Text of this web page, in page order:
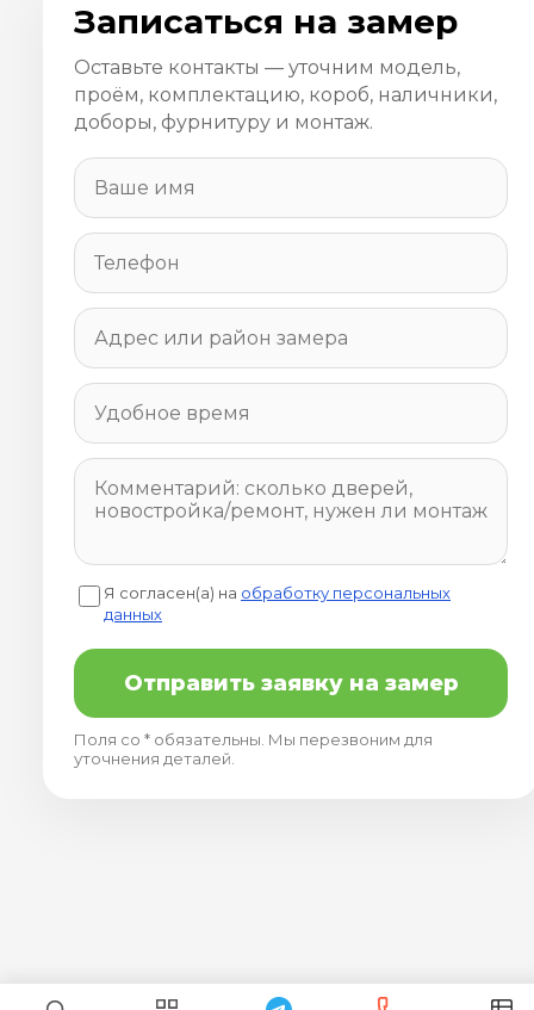
Записаться на замер
Оставьте контакты — уточним модель,
проём, комплектацию, короб, наличники,
доборы, фурнитуру и монтаж.
Я согласен(а) на обработку персональных
данных
Отправить заявку на замер
Поля со * обязательны. Мы перезвоним для
уточнения деталей.